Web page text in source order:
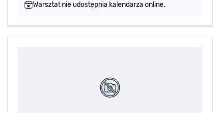
Warsztat nie udostępnia kalendarza online.